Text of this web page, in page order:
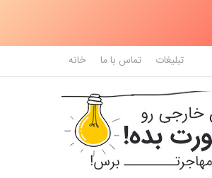
تبلیغات تماس با ما خانه